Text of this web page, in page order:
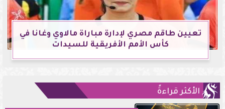
تعيين طاقم مصري لإدارة مباراة مالاوي وغانا في
كأس الأمم الأفريقية للسيدات
الأكثر قراءةً